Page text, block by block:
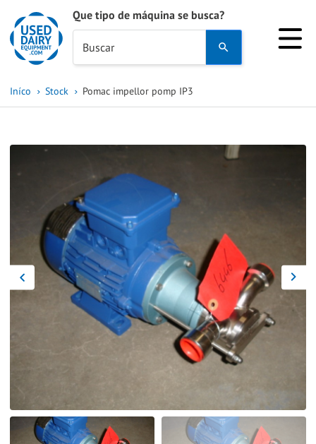
Que tipo de máquina se busca?
Buscar
and
a
result.
Press
enter
to
go
to
the
selected
Touch
device
Iníco Stock Pomac impellor pomp IP3